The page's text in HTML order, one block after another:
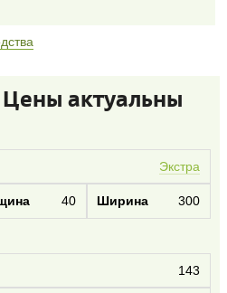
актуальны
Экстра
40 300
143